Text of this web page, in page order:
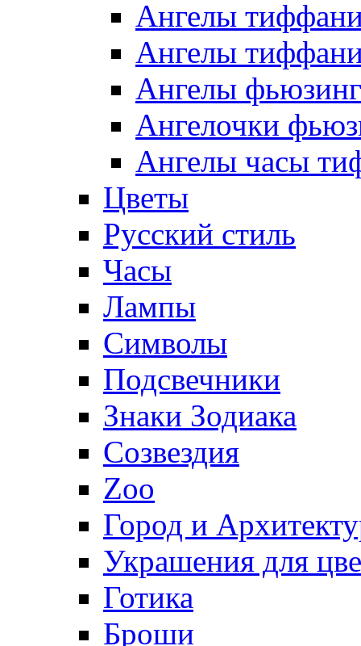
Ангелы
Ангелы
Ангелы фьюзинг
Ангелочки
Ангелы часы
Цветы
Русский стиль
Часы
Лампы
Символы
Подсвечники
Знаки Зодиака
Созвездия
Zoo
Город и
Украшения для
Готика
Броши